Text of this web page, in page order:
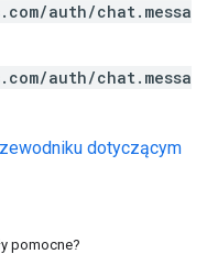
auth/chat.messa
auth/chat.messa
dotyczącym
pomocne?